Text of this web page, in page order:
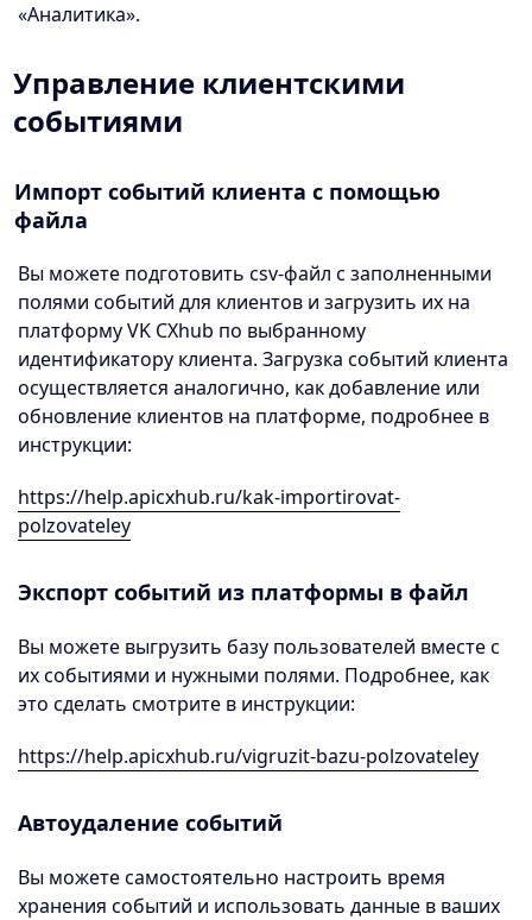
«Аналитика».
Управление клиентскими
событиями
Импорт событий клиента с помощью
файла
Вы можете подготовить csv-файл с заполненными
полями событий для клиентов и загрузить их на
платформу VK CXhub по выбранному
идентификатору клиента. Загрузка событий клиента
осуществляется аналогично, как добавление или
обновление клиентов на платформе, подробнее в
инструкции:
https://help.apicxhub.ru/kak-importirovat-
polzovateley
Экспорт событий из платформы в файл
Вы можете выгрузить базу пользователей вместе с
их событиями и нужными полями. Подробнее, как
это сделать смотрите в инструкции:
https://help.apicxhub.ru/vigruzit-bazu-polzovateley
Автоудаление событий
Вы можете самостоятельно настроить время
хранения событий и использовать данные в ваших